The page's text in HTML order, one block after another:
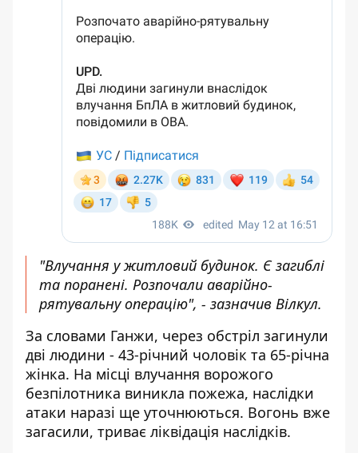
"Влучання у житловий будинок. Є загиблі
та поранені. Розпочали аварійно-
рятувальну операцію", - зазначив Вілкул.
За словами Ганжи, через обстріл загинули
дві людини - 43-річний чоловік та 65-річна
жінка. На місці влучання ворожого
безпілотника виникла пожежа, наслідки
атаки наразі ще уточнюються. Вогонь вже
загасили, триває ліквідація наслідків.